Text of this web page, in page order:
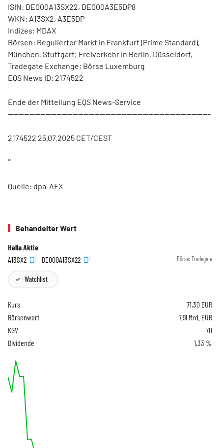
ISIN: DE000A13SX22, DE000A3E5DP8
WKN: A13SX2, A3E5DP
Indizes: MDAX
Börsen: Regulierter Markt in Frankfurt (Prime Standard),
München, Stuttgart; Freiverkehr in Berlin, Düsseldorf,
Tradegate Exchange; Börse Luxemburg
EQS News ID: 2174522
Ende der Mitteilung EQS News-Service
---------------------------------------------------------------------------
2174522 25.07.2025 CET/CEST
°
Quelle: dpa-AFX
Behandelter Wert
Hella Aktie
A13SX2
DE000A13SX22 Börse: Tradegate
Watchlist
Kurs 71,30 EUR
Börsenwert
7,91 Mrd. EUR
KGV
70
Dividende
1,33 %